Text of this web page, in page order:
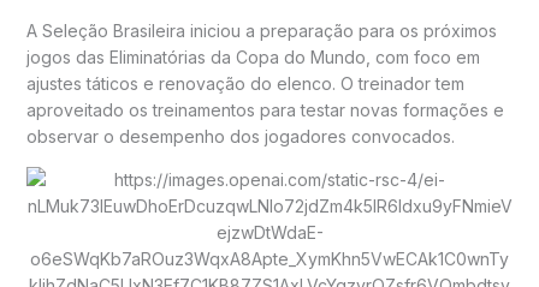
A Seleção Brasileira iniciou a preparação para os próximos
jogos das Eliminatórias da Copa do Mundo, com foco em
ajustes táticos e renovação do elenco. O treinador tem
aproveitado os treinamentos para testar novas formações e
observar o desempenho dos jogadores convocados.